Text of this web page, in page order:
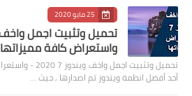
25 مايو 2020
واستعراض كافة مميزاتها
أحد أفضل انظمة ويندوز تم اصدارها , حيث …